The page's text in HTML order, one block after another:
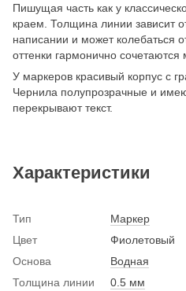
Пишущая часть как у
краем. Толщина линии зависит
написании и может колебаться
оттенки гармонично сочетаются
У маркеров красивый корпус с
Чернила полупрозрачные и
перекрывают текст.
Характеристики
Тип
Маркер
Цвет
Фиолетовый
Основа
Водная
Толщина линии
0.5 мм